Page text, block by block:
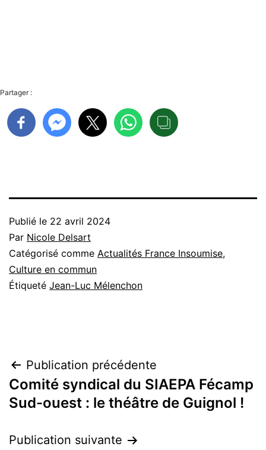
Partager :
Publié le 22 avril 2024
Par Nicole Delsart
Catégorisé comme Actualités France Insoumise,
Culture en commun
Étiqueté Jean-Luc Mélenchon
Navigation
de
Publication précédente
Comité syndical du SIAEPA Fécamp
Sud-ouest : le théâtre de Guignol !
Publication suivante